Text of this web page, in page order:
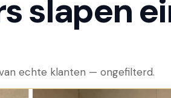
slapen
echte klanten — ongefilterd.